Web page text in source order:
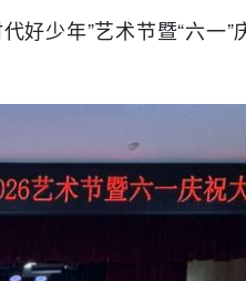
好少年”艺术节暨“六一”